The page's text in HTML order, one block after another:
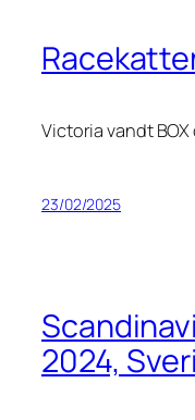
Victoria vandt
23/02/2025
2024,